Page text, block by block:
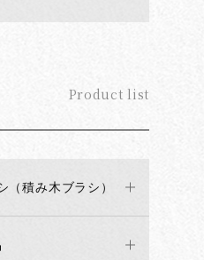
Product list
（積み木ブラシ）